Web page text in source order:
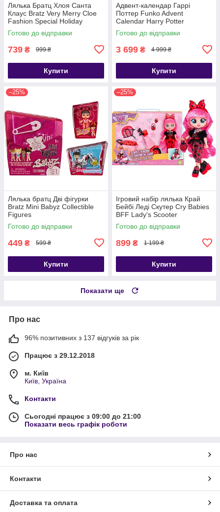
Лялька Братц Хлоя Санта
Клаус Bratz Very Merry Cloe
Fashion Special Holiday
Готово до відправки
739 ₴ 999 ₴
Купити
Адвент-календар Гаррі
Поттер Funko Advent
Calendar Harry Potter
Готово до відправки
3 699 ₴ 4 999 ₴
Купити
–25%
Лялька братц Дві фігурки
Bratz Mini Babyz Collectible
Figures
Готово до відправки
449 ₴ 599 ₴
Купити
–25%
Ігровий набір лялька Край
Бейбі Леді Скутер Cry Babies
BFF Lady's Scooter
Готово до відправки
899 ₴ 1 199 ₴
Купити
Показати ще
Про нас
96% позитивних з 137 відгуків за рік
Працює з 29.12.2018
м. Київ
Київ, Україна
Контакти
Сьогодні працює з 09:00 до 21:00
Показати весь графік роботи
Про нас
Контакти
Доставка та оплата